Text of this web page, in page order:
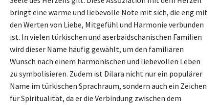
bringt eine warme und liebevolle Note mit sich, die eng mit
den Werten von Liebe, Mitgefühl und Harmonie verbunden
ist. In vielen türkischen und aserbaidschanischen Familien
wird dieser Name häufig gewählt, um den familiären
Wunsch nach einem harmonischen und liebevollen Leben
zu symbolisieren. Zudem ist Dilara nicht nur ein populärer
Name im türkischen Sprachraum, sondern auch ein Zeichen
für Spiritualität, da er die Verbindung zwischen dem